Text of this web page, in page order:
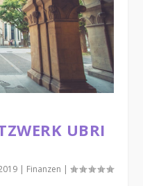
UBRI
| Finanzen |